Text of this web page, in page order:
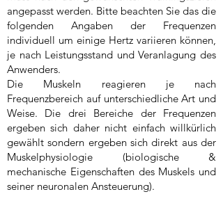
angepasst werden. Bitte beachten Sie das die
folgenden Angaben der Frequenzen
individuell um einige Hertz variieren können,
je nach Leistungsstand und Veranlagung des
Anwenders.
Die Muskeln reagieren je nach
Frequenzbereich auf unterschiedliche Art und
Weise. Die drei Bereiche der Frequenzen
ergeben sich daher nicht einfach willkürlich
gewählt sondern ergeben sich direkt aus der
Muskelphysiologie (biologische &
mechanische Eigenschaften des Muskels und
seiner neuronalen Ansteuerung).